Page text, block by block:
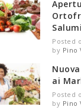
Salumi
Posted
by Pino
ai
Posted
by Pino